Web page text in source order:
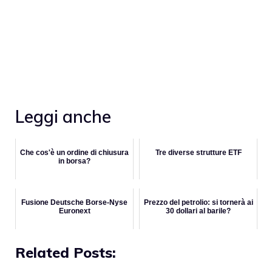
Leggi anche
Che cos'è un ordine di chiusura
in borsa?
Tre diverse strutture ETF
Fusione Deutsche Borse-Nyse
Euronext
Prezzo del petrolio: si tornerà ai
30 dollari al barile?
Related Posts: